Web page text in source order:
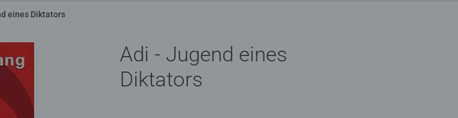
eines Diktators
Adi - Jugend eines
Diktators